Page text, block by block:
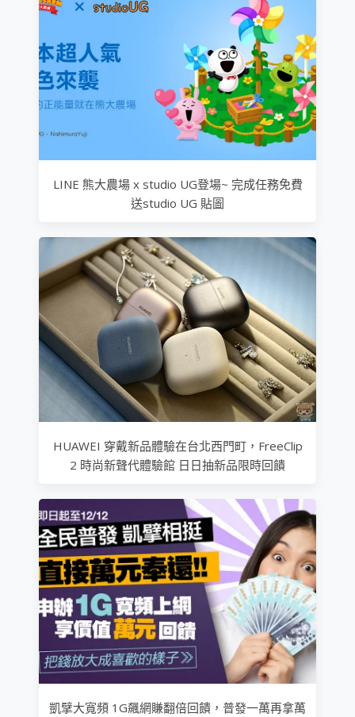
LINE 熊大農場 x studio UG登場~ 完成任務免費
送studio UG 貼圖
HUAWEI 穿戴新品體驗在台北西門町，FreeClip
2 時尚新聲代體驗館 日日抽新品限時回饋
凱擘大寬頻 1G飆網賺翻倍回饋，普發一萬再拿萬